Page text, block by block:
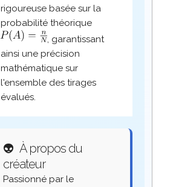
rigoureuse basée sur la
probabilité théorique
, garantissant
ainsi une précision
mathématique sur
l'ensemble des tirages
évalués.
👽 À propos du
créateur
Passionné par le